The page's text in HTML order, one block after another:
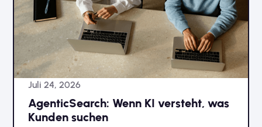
Juli 24, 2026
AgenticSearch: Wenn KI versteht, was
Kunden suchen